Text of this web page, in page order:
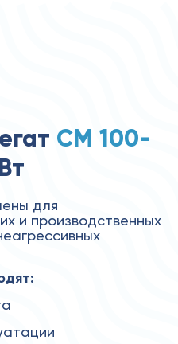
СМ 100-
для
и производственных